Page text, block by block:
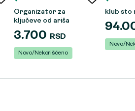
Organizator za
ključeve od ariša
3.700 RSD
Novo/Nekorišćeno
klub sto
Novo/